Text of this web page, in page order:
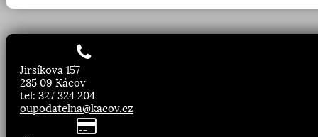
Jirsíkova 157
285 09 Kácov
tel: 327 324 204
oupodatelna@kacov.cz